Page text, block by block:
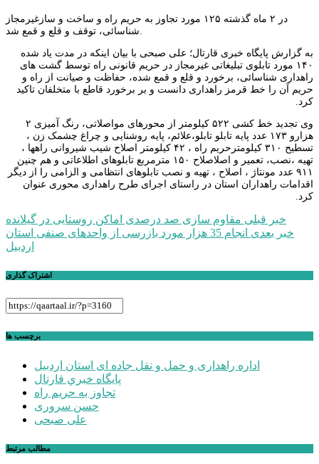
در ۲ ماه گذشته ۱۲۵ مورد تجاوز به حریم راه و ساخت و سازغیرمجاز
به گزارش پایگاه خبری قارتال؛ علی صبحی با بیان اینکه در مدت یاد شده
۱۴۰ مورد تابلوی تبلیغاتی غیرمجاز در حریم قانونی راه توسط گشت های
راهداری شناسائی، برخورد و قلع و قمع شده، حفاظت و صیانت از راه و
حریم آن را خط قرمز راهداری دانست و بر برخورد قاطع با متخلفان تاکید
کرد.
وی تجدید خط کشی ۵۲۲ کیلومتر از محورهای مواصلاتی، رنگ آمیزی ۲
هزارو ۱۷۳ عدد پایه تابلو تابلو،علائم، پایه روشنایی و چراغ چشمک زن ،
تسطيح ۳۱۰ کیلومترحريم راه ، ۴۲ کیلومتر اصلاح شیب شیروانی راهها ،
تهیه ،نصب، تعمیر و اصلاصلاح ۱۵۰ مترمربع تابلوهای اطلاعاتی و هم چنین
۹۱۱ عدد مونتاژ ، اصلاح ، تهیه و نصب تابلوهای انتظامی و الزامی را از دیگر
اقدامات راهداران استان در راستای اجرای طرح راهداری محوری عنوان
کرد.
راهبری
نوشته
خبر قبلی مقاوم سازی صد درصدی اماکن روستایی در گیلانده
خبر بعدی
انجام 35 هزار مورد بازرسی از واحدهای صنفی استان
اردبیل
اشتراک گذاری
برچسب ها
اداره راهداری و حمل و نقل جاده ای استان اردبیل
پايگاه خبري قارتال
تجاوز به حریم راه
حسن سروری
علی صبحی
مطالب مرتبط